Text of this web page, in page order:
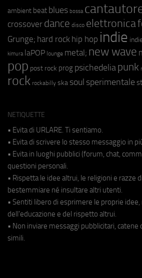
ambient beat blues bossa
crossover dance disco elettronica
Grunge; hard rock hip hop indie
kimura laPOP lounge metal; new wave
pop post rock prog psichedeliapunk
rock rockabilly ska soul sperimentale
NETIQUETTE
• Evita di URLARE. Ti sentiamo.
• Evita di scrivere lo stesso messaggio in
• Evita in luoghi pubblici (forum, chat,
questioni personali.
• Rispetta le idee altrui, le religioni e razze
bestemmiare né insultare altri utenti.
• Sentiti libero di esprimere le proprie idee,
dell'educazione e del rispetto altrui.
• Non inviare messaggi pubblicitari, catene
simili.